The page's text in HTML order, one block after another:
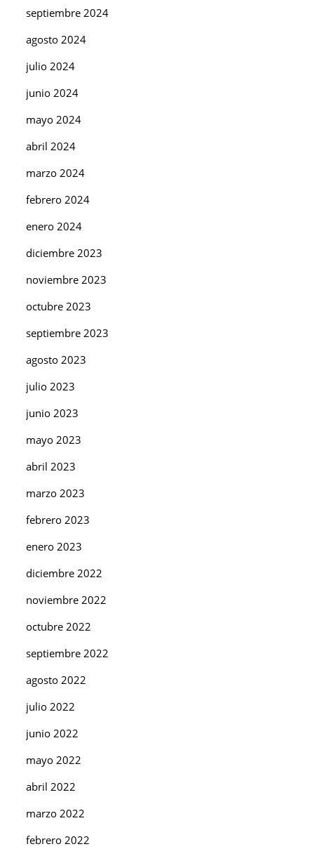
septiembre 2024
agosto 2024
julio 2024
junio 2024
mayo 2024
abril 2024
marzo 2024
febrero 2024
enero 2024
diciembre 2023
noviembre 2023
octubre 2023
septiembre 2023
agosto 2023
julio 2023
junio 2023
mayo 2023
abril 2023
marzo 2023
febrero 2023
enero 2023
diciembre 2022
noviembre 2022
octubre 2022
septiembre 2022
agosto 2022
julio 2022
junio 2022
mayo 2022
abril 2022
marzo 2022
febrero 2022